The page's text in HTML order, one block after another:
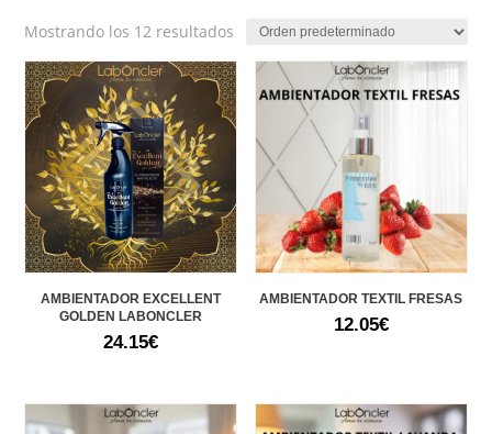
Mostrando los 12 resultados
AMBIENTADOR EXCELLENT
GOLDEN LABONCLER
24.15€
AMBIENTADOR TEXTIL FRESAS
12.05€